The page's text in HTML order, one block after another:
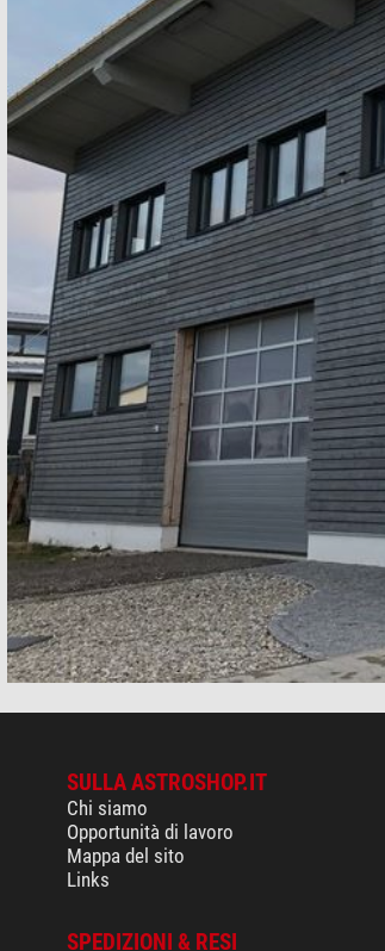
SULLA ASTROSHOP.IT
Chi siamo
Opportunità di lavoro
Mappa del sito
Links
SPEDIZIONI & RESI